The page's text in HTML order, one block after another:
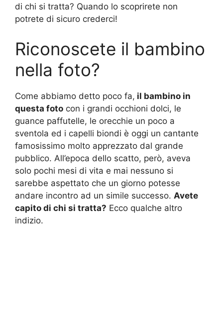
di chi si tratta? Quando lo scoprirete non
potrete di sicuro crederci!
Riconoscete il bambino
nella foto?
Come abbiamo detto poco fa, il bambino in
questa foto con i grandi occhioni dolci, le
guance paffutelle, le orecchie un poco a
sventola ed i capelli biondi è oggi un cantante
famosissimo molto apprezzato dal grande
pubblico. All’epoca dello scatto, però, aveva
solo pochi mesi di vita e mai nessuno si
sarebbe aspettato che un giorno potesse
andare incontro ad un simile successo. Avete
capito di chi si tratta? Ecco qualche altro
indizio.